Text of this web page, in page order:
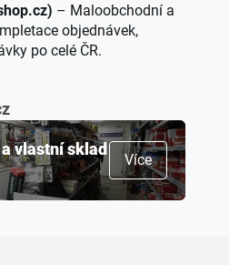
– Maloobchodní a
objednávek,
po celé ČR.
vlastní sklad
Více